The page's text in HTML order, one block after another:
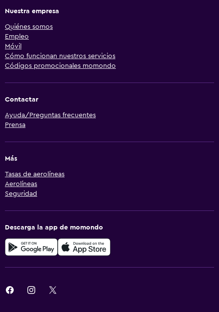
Nuestra empresa
Quiénes somos
Empleo
Móvil
Cómo funcionan nuestros servicios
Códigos promocionales momondo
Contactar
Ayuda/Preguntas frecuentes
Prensa
Más
Tasas de aerolíneas
Aerolíneas
Seguridad
Descarga la app de momondo